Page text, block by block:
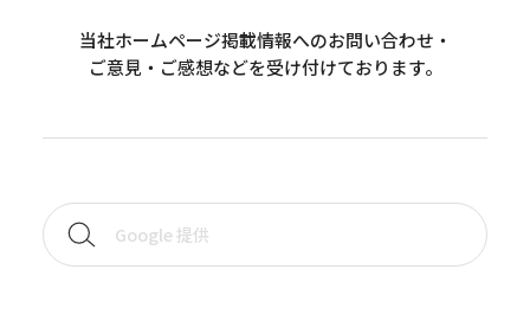
当社ホームページ掲載情報へのお問い合わせ・
ご意見・ご感想などを受け付けております。